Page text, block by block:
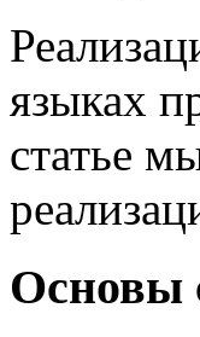
языках
статье
Основы